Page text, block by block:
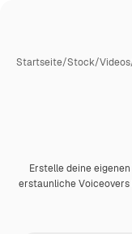
Startseite/Stock/Videos
Premium
Erstelle deine
erstaunliche Voiceovers